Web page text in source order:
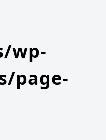
wp-
page-